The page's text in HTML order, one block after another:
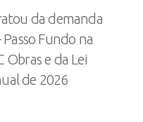
da demanda
Fundo na
Obras e da Lei
de 2026